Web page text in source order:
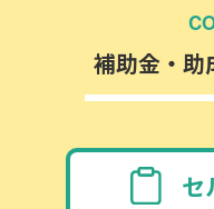
補助金・助
セ